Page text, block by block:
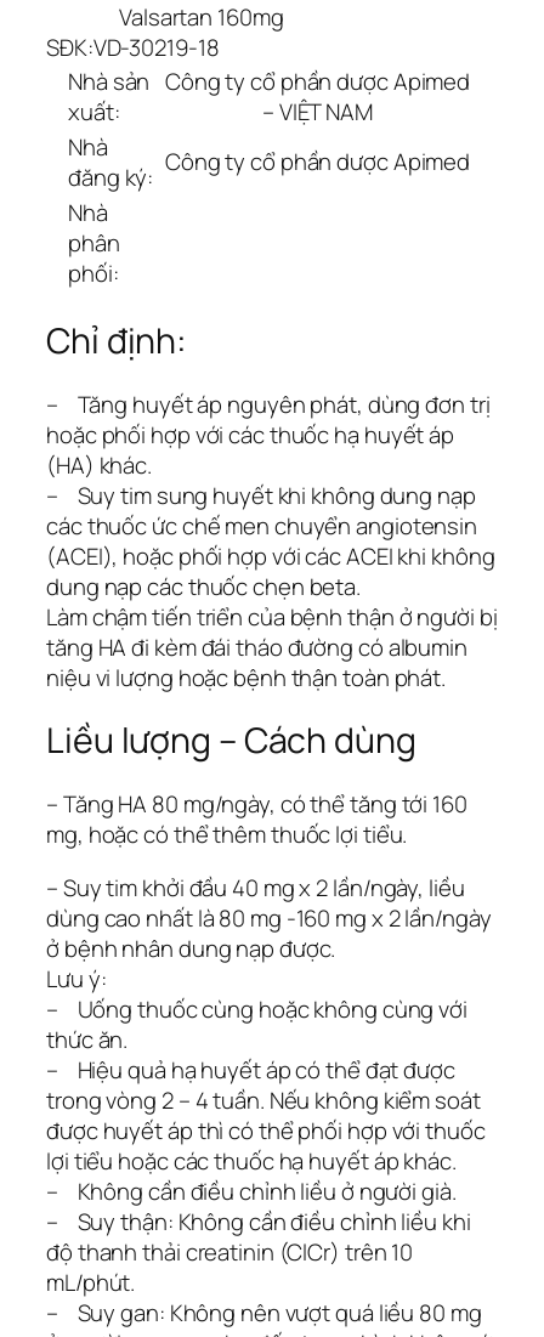
Valsartan 160mg
SĐK:VD-30219-18
Nhà sản
xuất:
Công ty cổ phần dược Apimed
– VIỆT NAM
Nhà
đăng ký: Công ty cổ phần dược Apimed
Nhà
phân
phối:
Chỉ định:
– Tăng huyết áp nguyên phát, dùng đơn trị
hoặc phối hợp với các thuốc hạ huyết áp
(HA) khác.
– Suy tim sung huyết khi không dung nạp
các thuốc ức chế men chuyển angiotensin
(ACEI), hoặc phối hợp với các ACEI khi không
dung nạp các thuốc chẹn beta.
Làm chậm tiến triển của bệnh thận ở người bị
tăng HA đi kèm đái tháo đường có albumin
niệu vi lượng hoặc bệnh thận toàn phát.
Liều lượng – Cách dùng
– Tăng HA 80 mg/ngày, có thể tăng tới 160
mg, hoặc có thể thêm thuốc lợi tiểu.
– Suy tim khởi đầu 40 mg x 2 lần/ngày, liều
dùng cao nhất là 80 mg -160 mg x 2 lần/ngày
ở bệnh nhân dung nạp được.
Lưu ý:
– Uống thuốc cùng hoặc không cùng với
thức ăn.
– Hiệu quả hạ huyết áp có thể đạt được
trong vòng 2 – 4 tuần. Nếu không kiểm soát
được huyết áp thì có thể phối hợp với thuốc
lợi tiểu hoặc các thuốc hạ huyết áp khác.
– Không cần điều chỉnh liều ở người già.
– Suy thận: Không cần điều chỉnh liều khi
độ thanh thải creatinin (ClCr) trên 10
mL/phút.
– Suy gan: Không nên vượt quá liều 80 mg